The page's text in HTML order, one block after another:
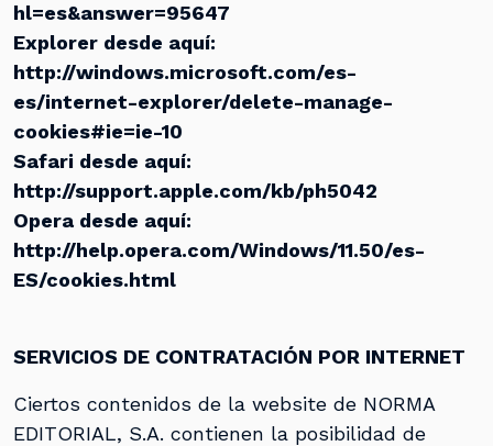
hl=es&answer=95647
Explorer desde aquí:
http://windows.microsoft.com/es-
es/internet-explorer/delete-manage-
cookies#ie=ie-10
Safari desde aquí:
http://support.apple.com/kb/ph5042
Opera desde aquí:
http://help.opera.com/Windows/11.50/es-
ES/cookies.html
SERVICIOS DE CONTRATACIÓN POR INTERNET
Ciertos contenidos de la website de NORMA
EDITORIAL, S.A. contienen la posibilidad de